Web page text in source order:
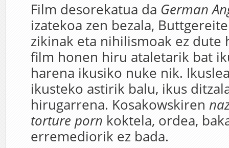
Film desorekatua da German
izatekoa zen bezala,
zikinak eta nihilismoak ez dute
film honen hiru ataletarik bat
harena ikusiko nuke nik.
ikusteko astirik balu, ikus
hirugarrena. Kosakowskiren
torture porn koktela, ordea,
erremediorik ez bada.